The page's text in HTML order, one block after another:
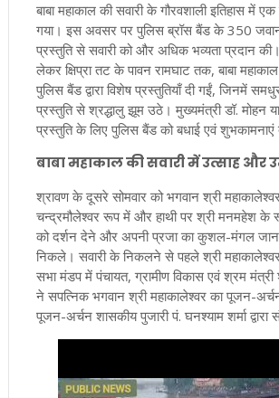
बाबा महाकाल की सवारी के गौरवशाली इतिहास में
गया। इस अवसर पर पुलिस ब्रॉस बैंड के 350
प्रस्तुति से सवारी को और अधिक भव्यता प्रदान की।
लेकर क्षिप्रा तट के पावन रामघाट तक, बाबा
पुलिस बैंड द्वारा विशेष प्रस्तुतियाँ दी गईं, जिनमें
प्रस्तुति से श्रद्धालु झूम उठे। मुख्यमंत्री डॉ. मोहन
प्रस्तुति के लिए पुलिस बैंड को बधाई एवं शुभकामनाएं
बाबा महाकाल की सवारी में उत्साह और
श्रावण के दूसरे सोमवार को भगवान श्री
चन्द्रमौलेश्वर रूप में और हाथी पर श्री मनमहेश के
को दर्शन देने और अपनी प्रजा का कुशल-मंगल
निकले। सवारी के निकलने से पहले श्री
सभा मंडप में पंचायत, ग्रामीण विकास एवं श्रम
ने सपत्निक भगवान श्री महाकालेश्वर का पूजन-
पूजन-अर्चन शासकीय पुजारी पं. घनश्याम शर्मा द्वारा